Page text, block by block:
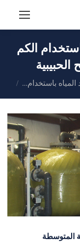
الكم
المياه باستخدام…